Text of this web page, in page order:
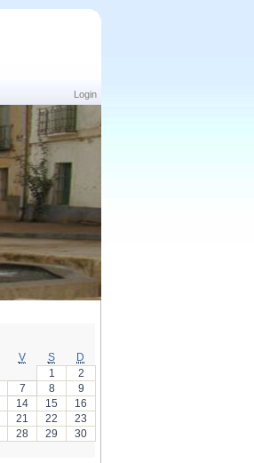
Login
V S
D
1
2
7 8
9
14 15
16
21 22
23
28 29
30